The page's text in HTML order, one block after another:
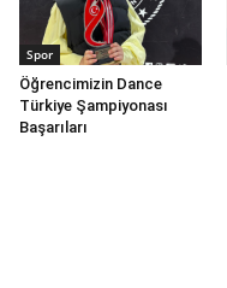
Spor
Öğrencimizin Dance
Türkiye Şampiyonası
Başarıları